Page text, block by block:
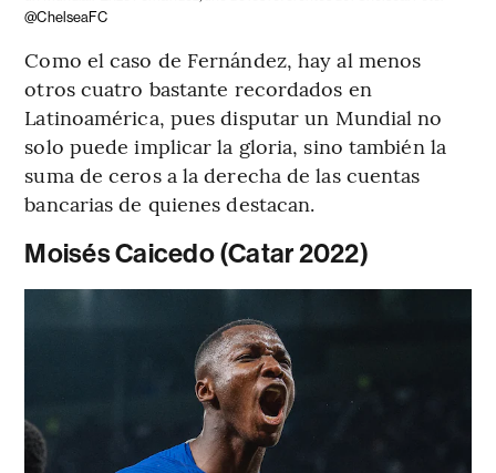
@ChelseaFC
Como el caso de Fernández, hay al menos
otros cuatro bastante recordados en
Latinoamérica, pues disputar un Mundial no
solo puede implicar la gloria, sino también la
suma de ceros a la derecha de las cuentas
bancarias de quienes destacan.
Moisés Caicedo (Catar 2022)